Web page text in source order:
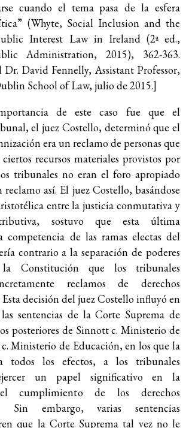
cuando el tema pasa de la esfera
(Whyte, Social Inclusion and the
Interest Law in Ireland (2ª ed.,
Administration, 2015), 362-363.
David Fennelly, Assistant Professor,
School of Law, julio de 2015.]
de este caso fue que el
el juez Costello, determinó que el
era un reclamo de personas que
recursos materiales provistos por
tribunales no eran el foro apropiado
así. El juez Costello, basándose
entre la justicia conmutativa y
sostuvo que esta última
competencia de las ramas electas del
contrario a la separación de poderes
la Constitución que los tribunales
reclamos de derechos
decisión del juez Costello influyó en
sentencias de la Corte Suprema de
posteriores de Sinnott c. Ministerio de
Ministerio de Educación, en los que la
todos los efectos, a los tribunales
un papel significativo en la
cumplimiento de los derechos
Sin embargo, varias sentencias
que la Corte Suprema tal vez no le